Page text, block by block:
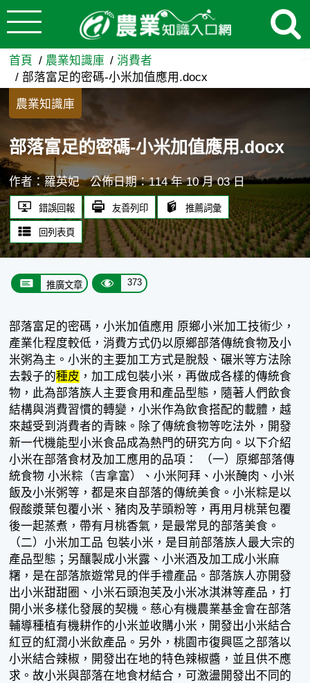
跳到主要內容
部落富足的密碼-小米加值應
首頁 農業知識庫
消費者
部落富足的密碼-小米加值應用.docx
農業知識庫
部落富足的密碼-小米加值應用.docx
作者：羅英妃 公佈日期：114 年 10 月 03 日
錯誤回報 友善列印 推薦詞彙
回列表頁
推廣文章 373
部落富足的密碼，小米加值應用 原鄉小米加工技術少，
產業化程度較低，消費方式仍以原鄉部落傳統食物及小
米粥為主。小米的主要加工方式是脫殼、碾米等方法除
去穀子的種皮 ，加工成包裝小米，再做成各樣的傳統食
物，此為部落族人主要食用和產品型態，隨著人們飲食
結構與消費習慣的轉變，小米作為飲食搭配的載體，越
來越受到消費者的青睞。除了傳統食物等吃法外，開發
新一代機能型小米食品成為熱門的研究方向。以下介紹
小米在部落食材及加工應用的品項： （一）原鄉部落傳
統食物 小米粽（吉拿富）、小米阿拜、小米醃肉、小米
飯及小米粥等，都是來自部落的傳統美食。小米粽是以
假酸漿葉包覆小米、豬肉及芋頭粉等，再用月桃葉包覆
後一起蒸煮，帶有月桃香氣，是最常見的部落美食。
（二）小米加工品 包裝小米，是目前部落族人最大宗的
產品型態；另釀製成小米露、小米酒及加工成小米麻
糬，是在部落旅遊常見的伴手禮產品。部落族人亦開發
出小米甜甜圈、小米石頭泡芙及小米冰淇淋等產品，打
開小米多樣化發展的契機。慈心有機農業基金會在部落
輔導種植有機耕作的小米並收購小米，開發出小米結合
紅豆的紅潤小米飲產品。另外，桃園市復興區之部落以
小米結合辣椒，開發出在地的特色辣椒醬，並且供不應
求。故小米與部落在地食材結合，可激盪開發出不同的